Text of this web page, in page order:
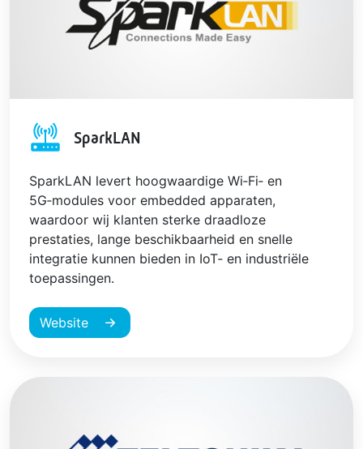
SparkLAN
SparkLAN levert hoogwaardige Wi‑Fi‑ en
5G‑modules voor embedded apparaten,
waardoor wij klanten sterke draadloze
prestaties, lange beschikbaarheid en snelle
integratie kunnen bieden in IoT‑ en industriële
toepassingen.
Website